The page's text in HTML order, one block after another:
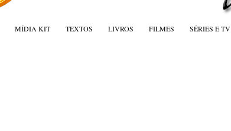
MÍDIA KIT TEXTOS LIVROS FILMES SÉRIES E TV